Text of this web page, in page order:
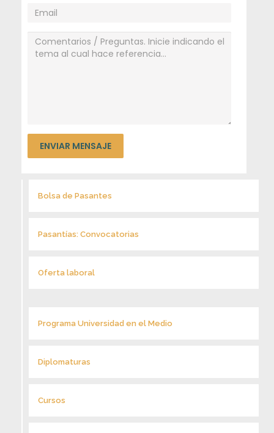
Bolsa de Pasantes
Pasantías: Convocatorias
Oferta laboral
Programa Universidad en el Medio
Diplomaturas
Cursos